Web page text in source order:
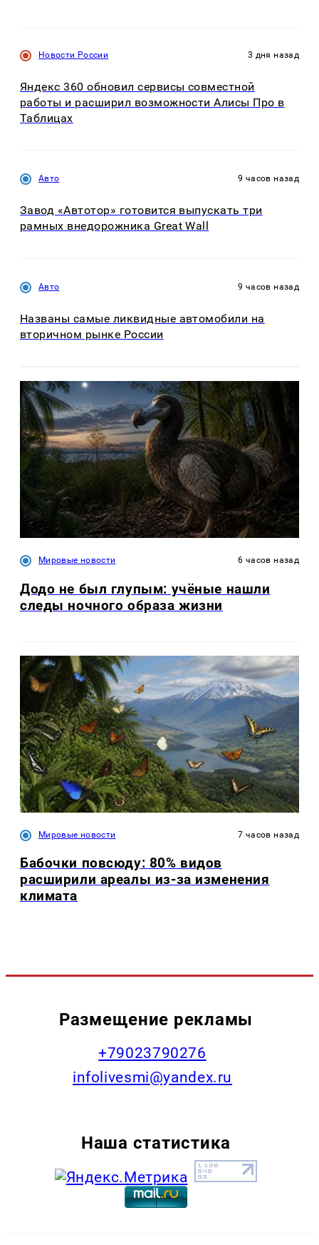
Новости России 3 дня назад
Яндекс 360 обновил сервисы совместной
работы и расширил возможности Алисы Про в
Таблицах
Авто 9 часов назад
Завод «Автотор» готовится выпускать три
рамных внедорожника Great Wall
Авто 9 часов назад
Названы самые ликвидные автомобили на
вторичном рынке России
Мировые новости 6 часов назад
Додо не был глупым: учёные нашли
следы ночного образа жизни
Мировые новости 7 часов назад
Бабочки повсюду: 80% видов
расширили ареалы из-за изменения
климата
Размещение рекламы
+79023790276
infolivesmi@yandex.ru
Наша статистика